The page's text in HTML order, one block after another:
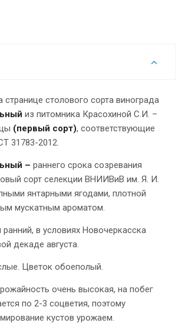
странице столового сорта винограда
из питомника Красохиной С.И. –
(первый сорт), соответствующие
31783-2012.
– раннего срока созревания
сорт селекции ВНИИВиВ им. Я. И.
янтарными ягодами, плотной
мускатным ароматом.
в условиях Новочеркасска
декаде августа.
Цветок обоеполый.
очень высокая, на побег
по 2-3 соцветия, поэтому
кустов урожаем.